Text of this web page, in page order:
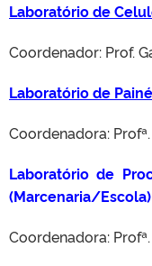
Laboratório de
Coordenador: Prof.
Laboratório de
Coordenadora:
Laboratório de
(Marcenaria/Escola)
Coordenadora: